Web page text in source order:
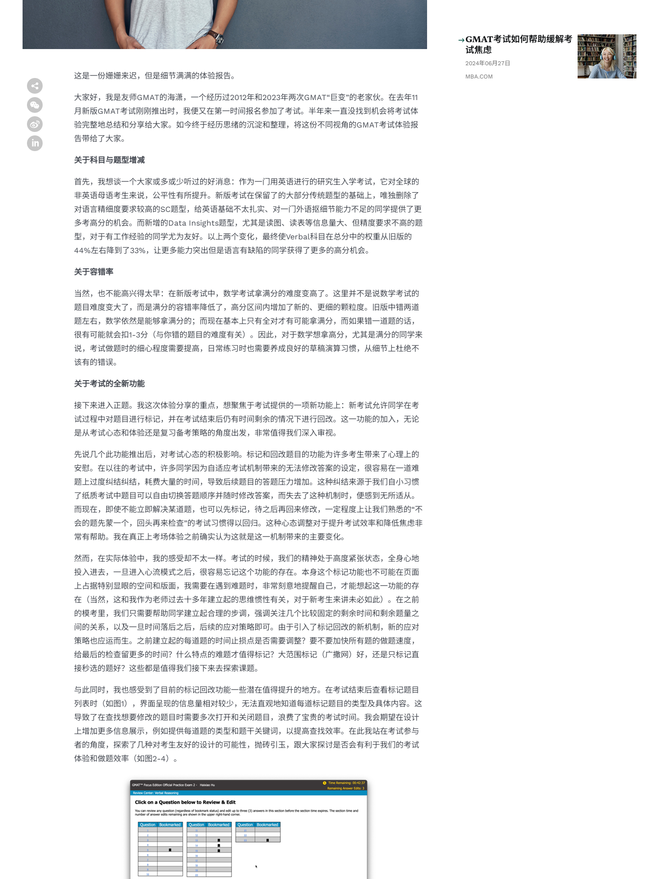
这是一份姗姗来迟，但是细节满满的体验报告。
大家好，我是友师GMAT的海潇，一个经历过2012年和2023年两次GMAT“巨变”的老家伙。在去年11
月新版GMAT考试刚刚推出时，我便又在第一时间报名参加了考试。半年来一直没找到机会将考试体
验完整地总结和分享给大家。如今终于经历思绪的沉淀和整理，将这份不同视角的GMAT考试体验报
告带给了大家。
关于科目与题型增减
首先，我想谈一个大家或多或少听过的好消息：作为一门用英语进行的研究生入学考试，它对全球的
非英语母语考生来说，公平性有所提升。新版考试在保留了的大部分传统题型的基础上，唯独删除了
对语言精细度要求较高的SC题型，给英语基础不太扎实、对一门外语抠细节能力不足的同学提供了更
多考高分的机会。而新增的Data Insights题型，尤其是读图、读表等信息量大、但精度要求不高的题
型，对于有工作经验的同学尤为友好。以上两个变化，最终使Verbal科目在总分中的权重从旧版的
44%左右降到了33%，让更多能力突出但是语言有缺陷的同学获得了更多的高分机会。
关于容错率
当然，也不能高兴得太早：在新版考试中，数学考试拿满分的难度变高了。这里并不是说数学考试的
题目难度变大了，而是满分的容错率降低了，高分区间内增加了新的、更细的颗粒度。旧版中错两道
题左右，数学依然是能够拿满分的；而现在基本上只有全对才有可能拿满分，而如果错一道题的话，
很有可能就会扣1-3分（与你错的题目的难度有关）。因此，对于数学想拿高分，尤其是满分的同学来
说，考试做题时的细心程度需要提高，日常练习时也需要养成良好的草稿演算习惯，从细节上杜绝不
该有的错误。
关于考试的全新功能
接下来进入正题。我这次体验分享的重点，想聚焦于考试提供的一项新功能上：新考试允许同学在考
试过程中对题目进行标记，并在考试结束后仍有时间剩余的情况下进行回改。这一功能的加入，无论
是从考试心态和体验还是复习备考策略的角度出发，非常值得我们深入审视。
先说几个此功能推出后，对考试心态的积极影响。标记和回改题目的功能为许多考生带来了心理上的
安慰。在以往的考试中，许多同学因为自适应考试机制带来的无法修改答案的设定，很容易在一道难
题上过度纠结纠结，耗费大量的时间，导致后续题目的答题压力增加。这种纠结来源于我们自小习惯
了纸质考试中题目可以自由切换答题顺序并随时修改答案，而失去了这种机制时，便感到无所适从。
而现在，即使不能立即解决某道题，也可以先标记，待之后再回来修改，一定程度上让我们熟悉的“不
会的题先蒙一个，回头再来检查”的考试习惯得以回归。这种心态调整对于提升考试效率和降低焦虑非
常有帮助。我在真正上考场体验之前确实认为这就是这一机制带来的主要变化。
然而，在实际体验中，我的感受却不太一样。考试的时候，我们的精神处于高度紧张状态，全身心地
投入进去，一旦进入心流模式之后，很容易忘记这个功能的存在。本身这个标记功能也不可能在页面
上占据特别显眼的空间和版面，我需要在遇到难题时，非常刻意地提醒自己，才能想起这一功能的存
在（当然，这和我作为老师过去十多年建立起的思维惯性有关，对于新考生来讲未必如此）。在之前
的模考里，我们只需要帮助同学建立起合理的步调，强调关注几个比较固定的剩余时间和剩余题量之
间的关系，以及一旦时间落后之后，后续的应对策略即可。由于引入了标记回改的新机制，新的应对
策略也应运而生。之前建立起的每道题的时间止损点是否需要调整？要不要加快所有题的做题速度，
给最后的检查留更多的时间？什么特点的难题才值得标记？大范围标记（广撒网）好，还是只标记直
接秒选的题好？这些都是值得我们接下来去探索课题。
与此同时，我也感受到了目前的标记回改功能一些潜在值得提升的地方。在考试结束后查看标记题目
列表时（如图1），界面呈现的信息量相对较少，无法直观地知道每道标记题目的类型及具体内容。这
导致了在查找想要修改的题目时需要多次打开和关闭题目，浪费了宝贵的考试时间。我会期望在设计
上增加更多信息展示，例如提供每道题的类型和题干关键词，以提高查找效率。在此我站在考试参与
者的角度，探索了几种对考生友好的设计的可能性，抛砖引玉，跟大家探讨是否会有利于我们的考试
体验和做题效率（如图2-4）。
GMAT考试如何帮助缓解考
试焦虑
2024年06月27日
MBA.COM